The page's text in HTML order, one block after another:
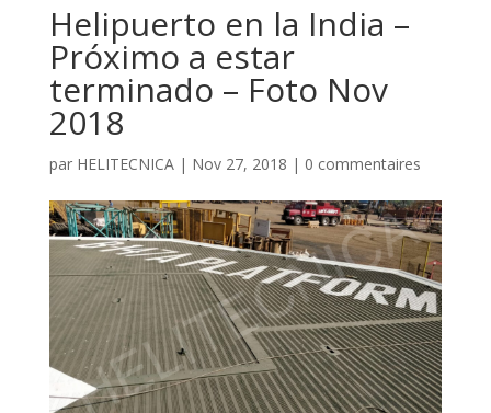
Helipuerto en la India –
Próximo a estar
terminado – Foto Nov
2018
par HELITECNICA| Nov 27, 2018 | 0 commentaires